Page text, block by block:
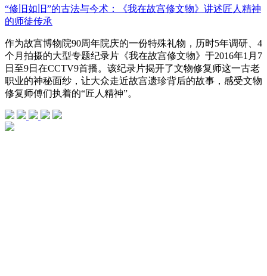
“修旧如旧”的古法与今术：《我在故宫修文物》讲述匠人精神
的师徒传承
作为故宫博物院90周年院庆的一份特殊礼物，历时5年调研、4
个月拍摄的大型专题纪录片《我在故宫修文物》于2016年1月7
日至9日在CCTV9首播。该纪录片揭开了文物修复师这一古老
职业的神秘面纱，让大众走近故宫遗珍背后的故事，感受文物
修复师傅们执着的“匠人精神”。